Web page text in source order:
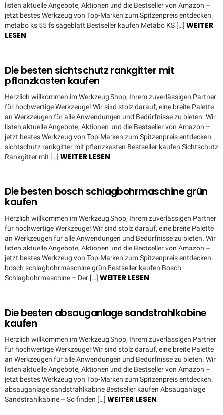
listen aktuelle Angebote, Aktionen und die Bestseller von Amazon –
jetzt bestes Werkzeug von Top-Marken zum Spitzenpreis entdecken.
metabo ks 55 fs sägeblatt Bestseller kaufen Metabo KS […] WEITER
LESEN
Die besten sichtschutz rankgitter mit
pflanzkasten kaufen
Herzlich willkommen im Werkzeug Shop, Ihrem zuverlässigen Partner
für hochwertige Werkzeuge! Wir sind stolz darauf, eine breite Palette
an Werkzeugen für alle Anwendungen und Bedürfnisse zu bieten. Wir
listen aktuelle Angebote, Aktionen und die Bestseller von Amazon –
jetzt bestes Werkzeug von Top-Marken zum Spitzenpreis entdecken.
sichtschutz rankgitter mit pflanzkasten Bestseller kaufen Sichtschutz
Rankgitter mit […] WEITER LESEN
Die besten bosch schlagbohrmaschine grün
kaufen
Herzlich willkommen im Werkzeug Shop, Ihrem zuverlässigen Partner
für hochwertige Werkzeuge! Wir sind stolz darauf, eine breite Palette
an Werkzeugen für alle Anwendungen und Bedürfnisse zu bieten. Wir
listen aktuelle Angebote, Aktionen und die Bestseller von Amazon –
jetzt bestes Werkzeug von Top-Marken zum Spitzenpreis entdecken.
bosch schlagbohrmaschine grün Bestseller kaufen Bosch
Schlagbohrmaschine – Der […] WEITER LESEN
Die besten absauganlage sandstrahlkabine
kaufen
Herzlich willkommen im Werkzeug Shop, Ihrem zuverlässigen Partner
für hochwertige Werkzeuge! Wir sind stolz darauf, eine breite Palette
an Werkzeugen für alle Anwendungen und Bedürfnisse zu bieten. Wir
listen aktuelle Angebote, Aktionen und die Bestseller von Amazon –
jetzt bestes Werkzeug von Top-Marken zum Spitzenpreis entdecken.
absauganlage sandstrahlkabine Bestseller kaufen Absauganlage
Sandstrahlkabine – So finden […] WEITER LESEN